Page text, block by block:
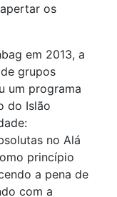
os
em 2013, a
grupos
um programa
do Islão
no Alá
princípio
a pena de
com a